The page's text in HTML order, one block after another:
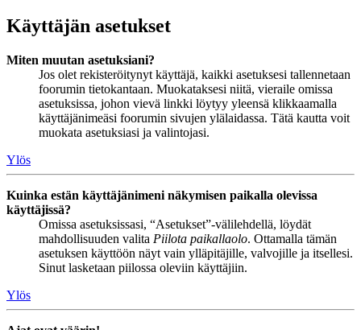
Käyttäjän asetukset
Miten muutan asetuksiani?
Jos olet rekisteröitynyt käyttäjä, kaikki asetuksesi tallennetaan
foorumin tietokantaan. Muokataksesi niitä, vieraile omissa
asetuksissa, johon vievä linkki löytyy yleensä klikkaamalla
käyttäjänimeäsi foorumin sivujen ylälaidassa. Tätä kautta voit
muokata asetuksiasi ja valintojasi.
Ylös
Kuinka estän käyttäjänimeni näkymisen paikalla olevissa
käyttäjissä?
Omissa asetuksissasi, “Asetukset”-välilehdellä, löydät
mahdollisuuden valita Piilota paikallaolo. Ottamalla tämän
asetuksen käyttöön näyt vain ylläpitäjille, valvojille ja itsellesi.
Sinut lasketaan piilossa oleviin käyttäjiin.
Ylös